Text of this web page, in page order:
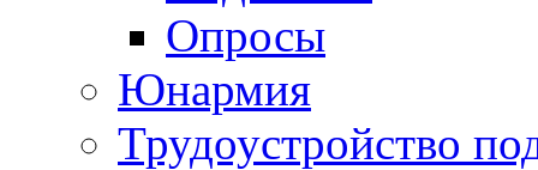
Опросы
Юнармия
Трудоустройство